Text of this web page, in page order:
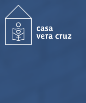
Casa